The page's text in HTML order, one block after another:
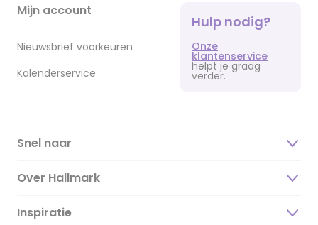
Mijn account
Nieuwsbrief voorkeuren
Kalenderservice
Hulp nodig?
Onze
klantenservice
helpt je graag
verder.
Snel naar
Over Hallmark
Over ons
Inspiratie